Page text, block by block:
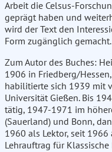
Arbeit die Celsus-
geprägt haben und
wird der Text den
Form zugänglich gemacht.
Zum Autor des Buches:
1906 in Friedberg/
habilitierte sich 1939 mit
Universität Gießen. Bis
tätig, 1947-1971 im
(Sauerland) und Bonn,
1960 als Lektor, seit
Lehrauftrag für